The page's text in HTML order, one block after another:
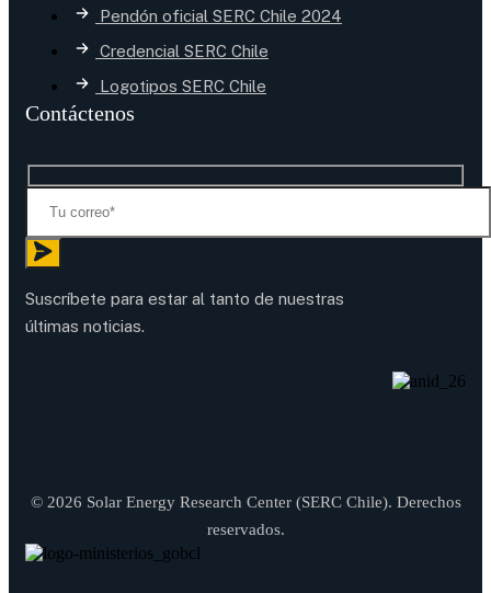
Pendón oficial SERC Chile 2024
Credencial SERC Chile
Logotipos SERC Chile
Contáctenos
Suscríbete para estar al tanto de nuestras
últimas noticias.
© 2026 Solar Energy Research Center (SERC Chile). Derechos
reservados.